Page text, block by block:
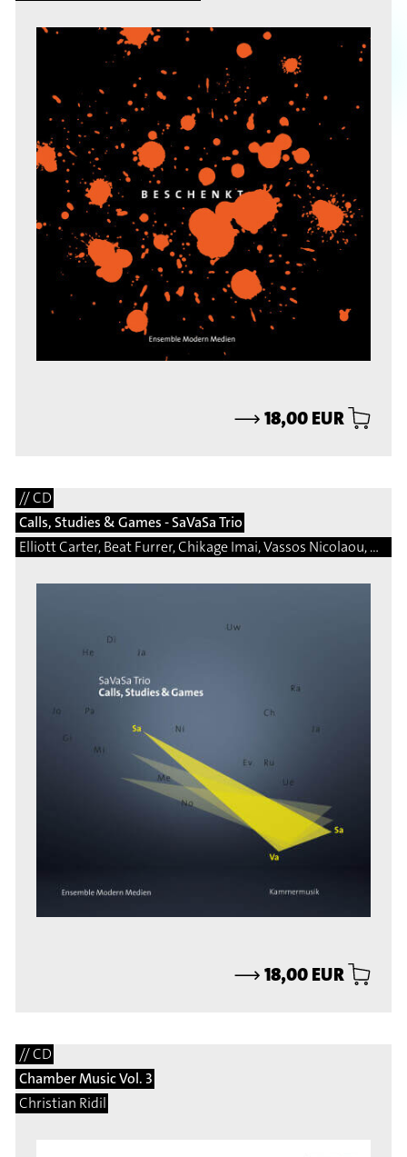
⟶18,00 EUR
// CD
Calls, Studies & Games - SaVaSa Trio
Elliott Carter, Beat Furrer, Chikage Imai, Vassos Nicolaou, Matej Bonin, Bernhard Gander, Manfred Trojahn, Vito Žuraj, Marcelo Perticone, Steingrimur Rohloff, Márton Illés, Natalio Sued, Damon Thomas Lee, Hermann Kretzschmar, Martin Matalon, Adalberto Vidal
⟶18,00 EUR
// CD
Chamber Music Vol. 3
Christian Ridil